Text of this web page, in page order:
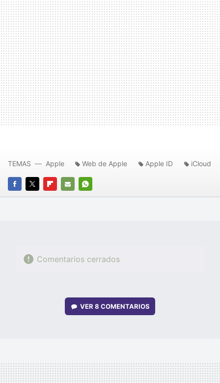
FACEBOOK
TWITTERFLIPBOARD
E-
WHATSAPP
TEMAS Apple Web de Apple Apple ID iCloud
Comentarios cerrados
VER 8 COMENTARIOS